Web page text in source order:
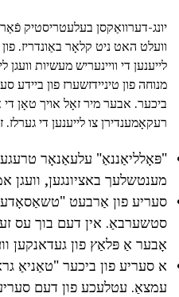
יונג-דערוואַקסן בעלעטריסטיק פֿאַר
וועלט האט ניט קלאָר באַונדריז. פון
לייענען די וויינעריש מעשיות
מנוחה פון טיניידזשערז פון ביידע
ביכער. אבער מיר זאָל אויך טאָן
רעקאָמענדירן צו לייענען די גערלז.
"פּאָלליאַננאַ" עלעאַנאָר
מענטשלעך באציונגען, וועגן
סעריע פון אַרבעט
סטשערבאַ. אין דעם בוך עס
אָבער אַ פּלאַץ פון געדאנקען
א סעריע פון ביכער "טאַניאַ
עמצאַ. עטלעכע פון דעם